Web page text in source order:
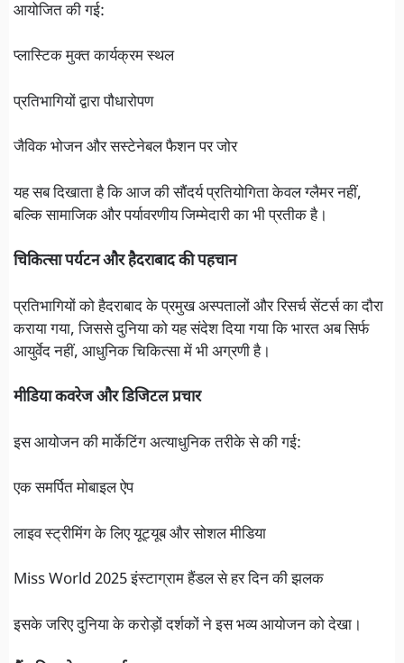
आयोजित की गई:
प्लास्टिक मुक्त कार्यक्रम स्थल
प्रतिभागियों द्वारा पौधारोपण
जैविक भोजन और सस्टेनेबल फैशन पर जोर
यह सब दिखाता है कि आज की सौंदर्य प्रतियोगिता केवल ग्लैमर नहीं,
बल्कि सामाजिक और पर्यावरणीय जिम्मेदारी का भी प्रतीक है।
चिकित्सा पर्यटन और हैदराबाद की पहचान
प्रतिभागियों को हैदराबाद के प्रमुख अस्पतालों और रिसर्च सेंटर्स का दौरा
कराया गया, जिससे दुनिया को यह संदेश दिया गया कि भारत अब सिर्फ
आयुर्वेद नहीं, आधुनिक चिकित्सा में भी अग्रणी है।
मीडिया कवरेज और डिजिटल प्रचार
इस आयोजन की मार्केटिंग अत्याधुनिक तरीके से की गई:
एक समर्पित मोबाइल ऐप
लाइव स्ट्रीमिंग के लिए यूट्यूब और सोशल मीडिया
Miss World 2025 इंस्टाग्राम हैंडल से हर दिन की झलक
इसके जरिए दुनिया के करोड़ों दर्शकों ने इस भव्य आयोजन को देखा।